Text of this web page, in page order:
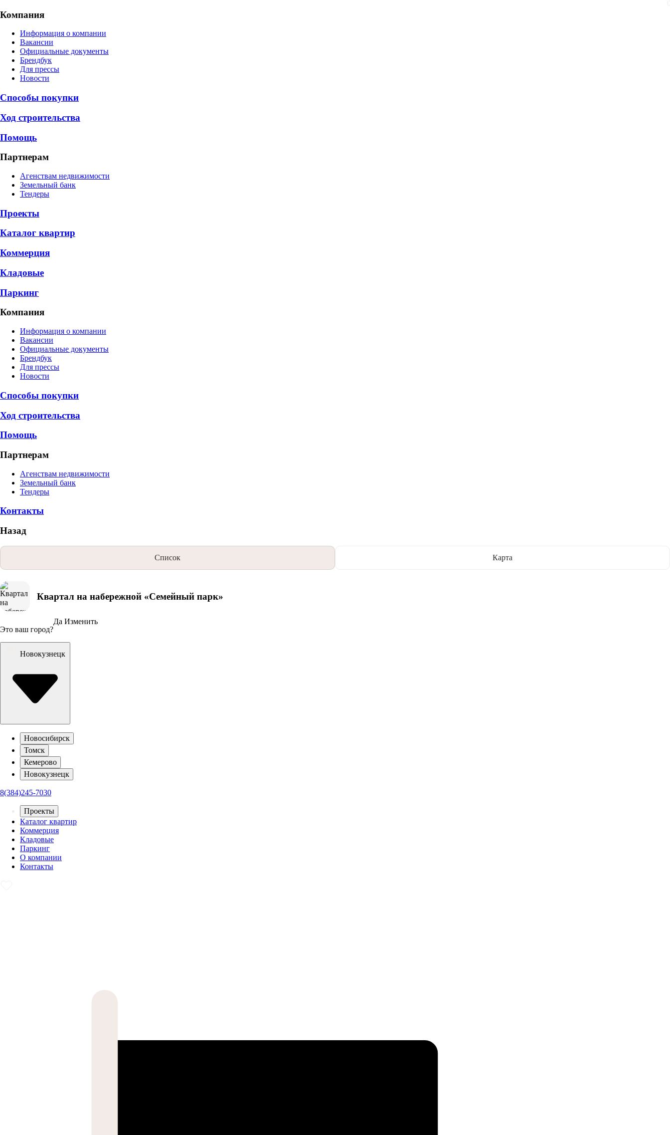
Компания
Информация о компании
Вакансии
Официальные документы
Брендбук
Для прессы
Новости
Способы покупки
Ход строительства
Помощь
Партнерам
Агенствам недвижимости
Земельный банк
Тендеры
Проекты
Каталог квартир
Коммерция
Кладовые
Паркинг
Компания
Информация о компании
Вакансии
Официальные документы
Брендбук
Для прессы
Новости
Способы покупки
Ход строительства
Помощь
Партнерам
Агенствам недвижимости
Земельный банк
Тендеры
Контакты
Назад
Список Карта
Квартал на набережной «Семейный парк»
Это ваш город?
Да Изменить
Новокузнецк
Новосибирск
Томск
Кемерово
Новокузнецк
8(384)245-7030
Проекты
Каталог квартир
Коммерция
Кладовые
Паркинг
О компании
Контакты